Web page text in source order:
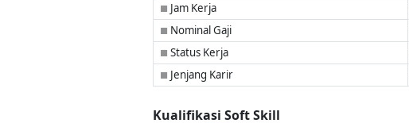
■ Jam Kerja
■ Nominal Gaji
■ Status Kerja
■ Jenjang Karir
Kualifikasi Soft Skill